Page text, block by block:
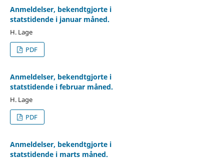
Anmeldelser, bekendtgjorte i
statstidende i januar måned.
H. Lage
PDF
Anmeldelser, bekendtgjorte i
statstidende i februar måned.
H. Lage
PDF
Anmeldelser, bekendtgjorte i
statstidende i marts måned.